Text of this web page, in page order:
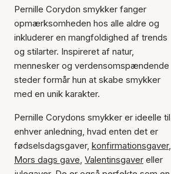
Pernille Corydon smykker fanger
opmærksomheden hos alle aldre og
inkluderer en mangfoldighed af trends
og stilarter. Inspireret af natur,
mennesker og verdensomspændende
steder formår hun at skabe smykker
med en unik karakter.
Pernille Corydons smykker er ideelle til
enhver anledning, hvad enten det er
fødselsdagsgaver, konfirmationsgaver,
Mors dags gave, Valentinsgaver eller